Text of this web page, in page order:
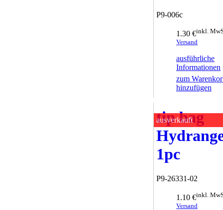
P9-006c
1.30 €inkl.
Versand
ausführliche
Informationen
zum
hinzufügen
ausverkauft
tip bag
1pc
P9-26331-02
1.10 €inkl.
Versand